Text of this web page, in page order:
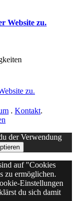
Website zu.
zu.
. Kontakt.
der Verwendung
auf "Cookies
zu ermöglichen.
Einstellungen
du sich damit